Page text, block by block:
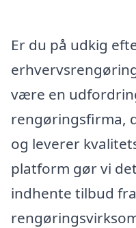
Er du på udkig
være en
rengøringsfirma,
og leverer
platform gør vi
indhente tilbud